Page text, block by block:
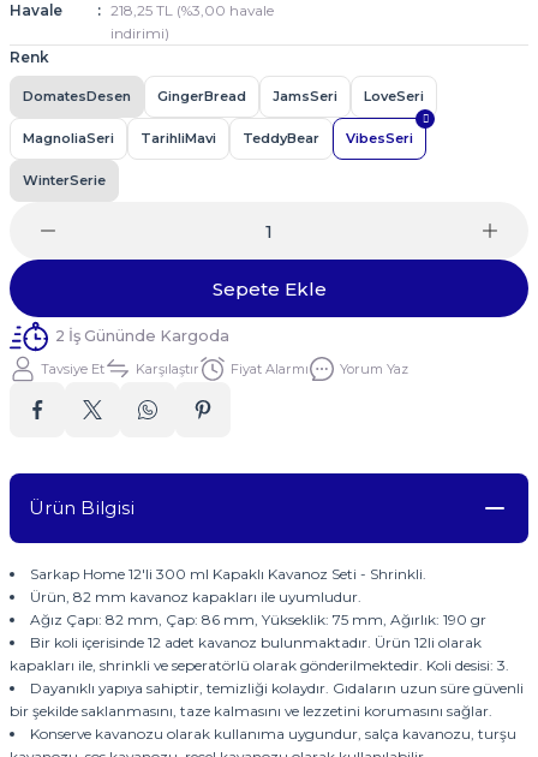
Havale
218,25 TL (%3,00 havale
indirimi)
Renk
DomatesDesen GingerBread JamsSeri LoveSeri
MagnoliaSeri TarihliMavi TeddyBear VibesSeri
WinterSerie
Sepete Ekle
2 İş Gününde Kargoda
Tavsiye Et Karşılaştır Fiyat Alarmı Yorum Yaz
Ürün Bilgisi
Sarkap Home 12'li 300 ml Kapaklı Kavanoz Seti - Shrinkli.
Ürün, 82 mm kavanoz kapakları ile uyumludur.
Ağız Çapı: 82 mm, Çap: 86 mm, Yükseklik: 75 mm, Ağırlık: 190 gr
Bir koli içerisinde 12 adet kavanoz bulunmaktadır. Ürün 12li olarak
kapakları ile, shrinkli ve seperatörlü olarak gönderilmektedir. Koli desisi: 3.
Dayanıklı yapıya sahiptir, temizliği kolaydır. Gıdaların uzun süre güvenli
bir şekilde saklanmasını, taze kalmasını ve lezzetini korumasını sağlar.
Konserve kavanozu olarak kullanıma uygundur, salça kavanozu, turşu